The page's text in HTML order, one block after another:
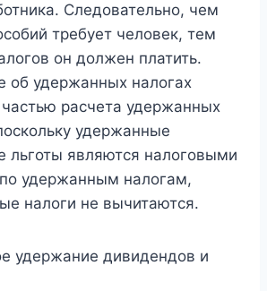
Следовательно, чем
требует человек, тем
он должен платить.
об удержанных налогах
расчета удержанных
удержанные
льготы являются налоговыми
удержанным налогам,
налоги не вычитаются.
удержание дивидендов и